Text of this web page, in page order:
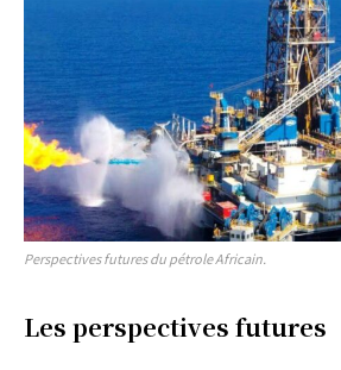
Perspectives futures du pétrole Africain.
Les perspectives futures